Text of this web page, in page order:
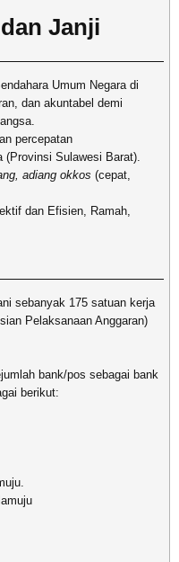
Janji
Umum Negara di
dan akuntabel demi
percepatan
(Provinsi Sulawesi Barat).
adiang okkos (cepat,
dan Efisien, Ramah,
sebanyak 175 satuan kerja
Pelaksanaan Anggaran)
bank/pos sebagai bank
berikut: